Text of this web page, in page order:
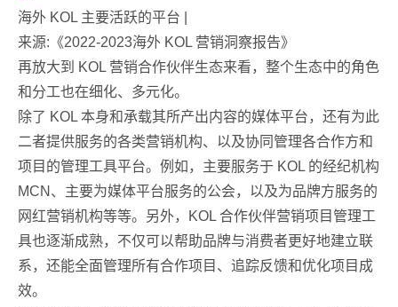
海外 KOL 主要活跃的平台 |
来源:《2022-2023海外 KOL 营销洞察报告》
再放大到 KOL 营销合作伙伴生态来看，整个生态中的角色
和分工也在细化、多元化。
除了 KOL 本身和承载其所产出内容的媒体平台，还有为此
二者提供服务的各类营销机构、以及协同管理各合作方和
项目的管理工具平台。例如，主要服务于 KOL 的经纪机构
MCN、主要为媒体平台服务的公会，以及为品牌方服务的
网红营销机构等等。另外，KOL 合作伙伴营销项目管理工
具也逐渐成熟，不仅可以帮助品牌与消费者更好地建立联
系，还能全面管理所有合作项目、追踪反馈和优化项目成
效。